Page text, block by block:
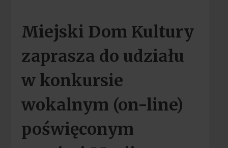
Miejski Dom Kultury
zaprasza do udziału
w konkursie
wokalnym (on-line)
poświęconym